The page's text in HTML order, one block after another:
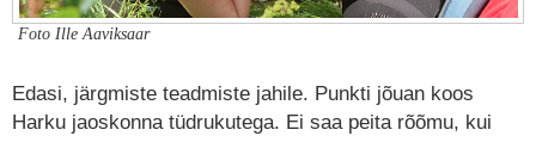
Foto Ille Aaviksaar
Edasi, järgmiste teadmiste jahile. Punkti jõuan koos
Harku jaoskonna tüdrukutega. Ei saa peita rõõmu, kui